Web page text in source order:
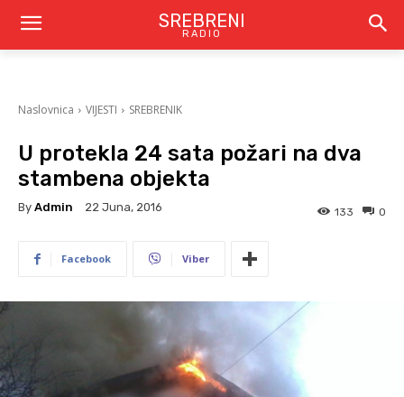
SREBRENI
RADIO
Naslovnica VIJESTI SREBRENIK
U protekla 24 sata požari na dva
stambena objekta
By Admin 22 Juna, 2016 0
133
Facebook Viber